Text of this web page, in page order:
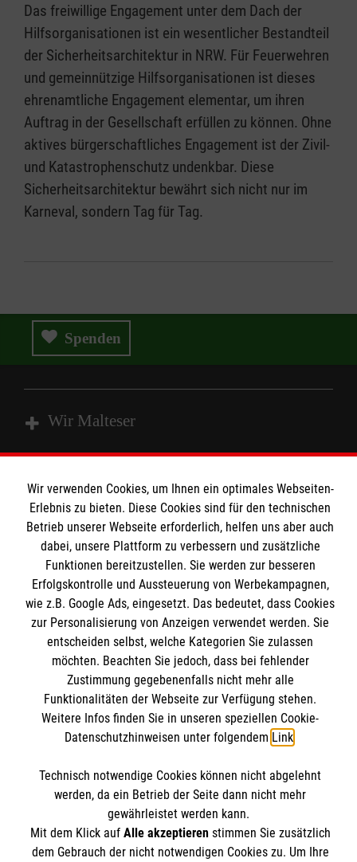
Das freiwillige Engagement unter dem Dach der
Hilfsorganisationen ist ein wesentlicher Bestandteil
der Sicherheitsarchitektur in NRW. Für Feuerwehren
und gemeinnützige Hilfsorganisationen ist dieses
ehrenamtliche Engagement elementar, um ihren
Auftrag in der Gesellschaft erfüllen zu können. Ohne
aktives bürgerschaftliches Engagement ist der Zivil-
und Katastrophenschutz undenkbar. Diese
Sicherheitsarchitektur bewährt sich nicht nur im
Karneval, sondern Tag für Tag.
Spenden
Wir Malteser
Angebote und Leistungen
Unsere Kurse
Mitarbeiten
Informationen
Kontakt
Pressestelle
Impressum
Datenschutz
Malteser online
Malteserorden
Malteser Jugend
Malteser International
Spendenkonto
Empfänger: Malteser Hilfsdienst e.V.
BIC: GENODED 1PA7
Soziale Netzwerke
Der Malteser Hilfsdienst e.V. ist als eingetragene
Wir verwenden Cookies, um Ihnen ein optimales Webseiten-
Erlebnis zu bieten. Diese Cookies sind für den technischen
Betrieb unserer Webseite erforderlich, helfen uns aber auch
dabei, unsere Plattform zu verbessern und zusätzliche
Funktionen bereitzustellen. Sie werden zur besseren
Erfolgskontrolle und Aussteuerung von Werbekampagnen,
wie z.B. Google Ads, eingesetzt. Das bedeutet, dass Cookies
zur Personalisierung von Anzeigen verwendet werden. Sie
entscheiden selbst, welche Kategorien Sie zulassen
möchten. Beachten Sie jedoch, dass bei fehlender
Zustimmung gegebenenfalls nicht mehr alle
Funktionalitäten der Webseite zur Verfügung stehen.
Weitere Infos finden Sie in unseren speziellen Cookie-
Datenschutzhinweisen unter folgendem Link.
Technisch notwendige Cookies können nicht abgelehnt
werden, da ein Betrieb der Seite dann nicht mehr
gewährleistet werden kann.
Mit dem Klick auf Alle akzeptierenstimmen Sie zusätzlich
dem Gebrauch der nicht notwendigen Cookies zu. Um Ihre